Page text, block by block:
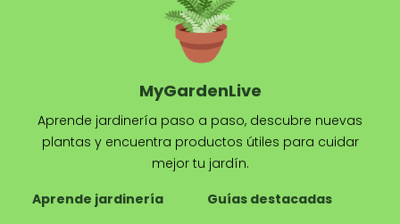
MyGardenLive
Aprende jardinería paso a paso, descubre nuevas
plantas y encuentra productos útiles para cuidar
mejor tu jardín.
Aprende jardinería
Guías destacadas